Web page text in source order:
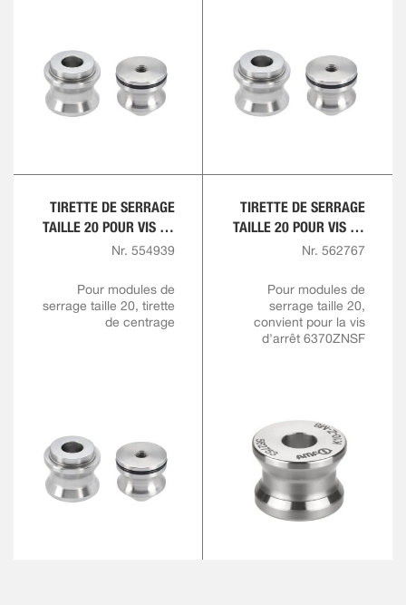
TIRETTE DE SERRAGE
TAILLE 20 POUR VIS DE
TIRETTE M16
Nr. 554939
Pour modules de
serrage taille 20, tirette
de centrage
TIRETTE DE SERRAGE
TAILLE 20 POUR VIS DE
TIRETTE M12 SANS
D’AJUSTEMENT
Nr. 562767
Pour modules de
serrage taille 20,
convient pour la vis
d'arrêt 6370ZNSF